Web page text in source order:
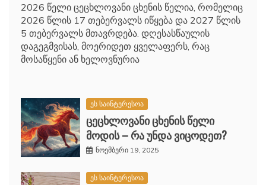
2026 წელი ცეცხლოვანი ცხენის წელია, რომელიც
2026 წლის 17 თებერვალს იწყება და 2027 წლის
5 თებერვალს მთავრდება. დღესასწაულის
დაგეგმვისას, მოერიდეთ ყველაფერს, რაც
მოსაწყენი ან ხელოვნურია
ეს საინტერესოა
ცეცხლოვანი ცხენის წელი
მოდის – რა უნდა ვიცოდეთ?
ნოემბერი 19, 2025
ეს საინტერესოა